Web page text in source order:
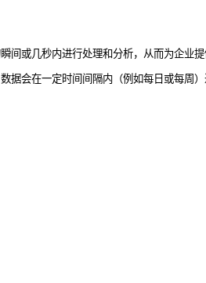
或几秒内进行处理和分析，从而为企业
会在一定时间间隔内（例如每日或每周